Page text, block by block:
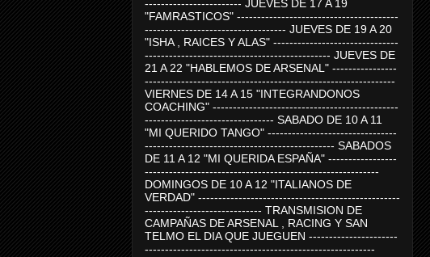
------------------------ JUEVES DE 17 A 19
"FAMRASTICOS" ----------------------------------------
----------------------------------- JUEVES DE 19 A 20
"ISHA , RAICES Y ALAS" -------------------------------
---------------------------------------------- JUEVES DE
21 A 22 "HABLEMOS DE ARSENAL" ----------------
--------------------------------------------------------------
VIERNES DE 14 A 15 "INTEGRANDONOS
COACHING" ----------------------------------------------
-------------------------------- SABADO DE 10 A 11
"MI QUERIDO TANGO" --------------------------------
----------------------------------------------- SABADOS
DE 11 A 12 "MI QUERIDA ESPAÑA" -----------------
----------------------------------------------------------
DOMINGOS DE 10 A 12 "ITALIANOS DE
VERDAD" --------------------------------------------------
----------------------------- TRANSMISION DE
CAMPAÑAS DE ARSENAL , RACING Y SAN
TELMO EL DIA QUE JUEGUEN ----------------------
---------------------------------------------------------